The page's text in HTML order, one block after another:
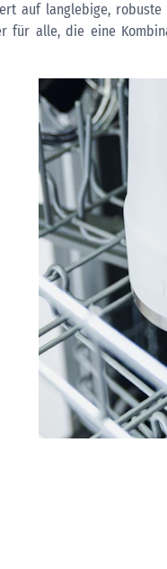
auf langlebige,
für alle, die eine